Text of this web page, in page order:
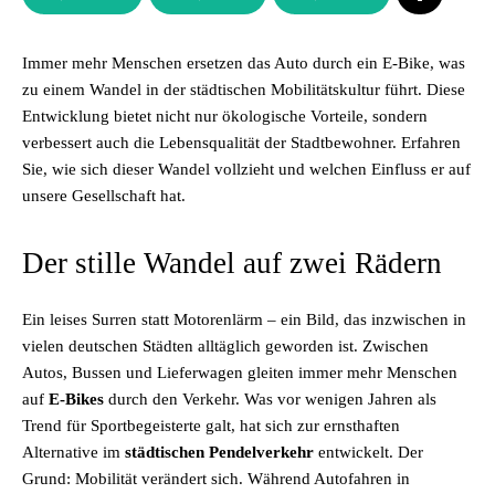
Immer mehr Menschen ersetzen das Auto durch ein E-Bike, was
zu einem Wandel in der städtischen Mobilitätskultur führt. Diese
Entwicklung bietet nicht nur ökologische Vorteile, sondern
verbessert auch die Lebensqualität der Stadtbewohner. Erfahren
Sie, wie sich dieser Wandel vollzieht und welchen Einfluss er auf
unsere Gesellschaft hat.
Der stille Wandel auf zwei Rädern
Ein leises Surren statt Motorenlärm – ein Bild, das inzwischen in
vielen deutschen Städten alltäglich geworden ist. Zwischen
Autos, Bussen und Lieferwagen gleiten immer mehr Menschen
auf E-Bikes durch den Verkehr. Was vor wenigen Jahren als
Trend für Sportbegeisterte galt, hat sich zur ernsthaften
Alternative im städtischen Pendelverkehr entwickelt. Der
Grund: Mobilität verändert sich. Während Autofahren in